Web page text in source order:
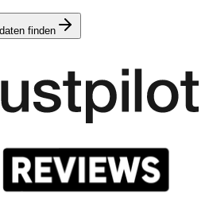
finden